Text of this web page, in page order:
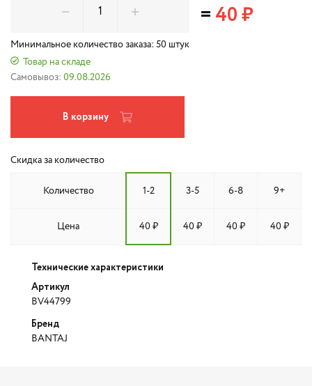
Минимальное количество заказа: 50 штук
Товар на складе
Самовывоз: 09.08.2026
=40 ₽
В корзину
Скидка за количество
Количество 1-2 3-5 6-8 9+
Цена 40 ₽ 40 ₽ 40 ₽ 40 ₽
Технические характеристики
Артикул
BV44799
Бренд
BANTAJ